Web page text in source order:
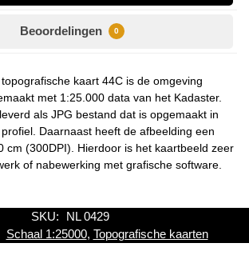
Beoordelingen 0
kaart 44C is de omgeving
met 1:25.000 data van het Kadaster.
als JPG bestand dat is opgemaakt in
Daarnaast heeft de afbeelding een
cm (300DPI). Hierdoor is het kaartbeeld zeer
of nabewerking met grafische software.
SKU:
NL 0429
Schaal 1:25000, Topografische kaarten